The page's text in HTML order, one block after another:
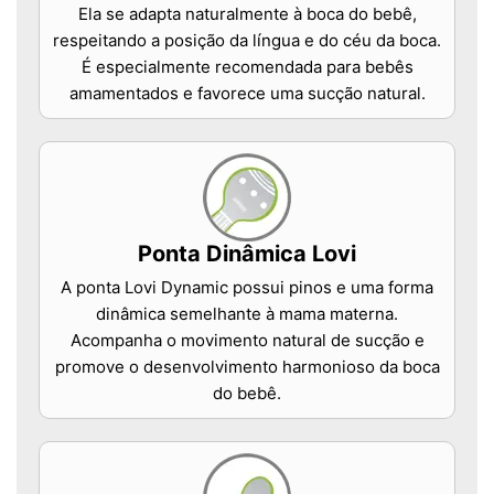
Ela se adapta naturalmente à boca do bebê,
respeitando a posição da língua e do céu da boca.
É especialmente recomendada para bebês
amamentados e favorece uma sucção natural.
Ponta Dinâmica Lovi
A ponta Lovi Dynamic possui pinos e uma forma
dinâmica semelhante à mama materna.
Acompanha o movimento natural de sucção e
promove o desenvolvimento harmonioso da boca
do bebê.